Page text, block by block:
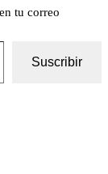
tu correo
Suscribir